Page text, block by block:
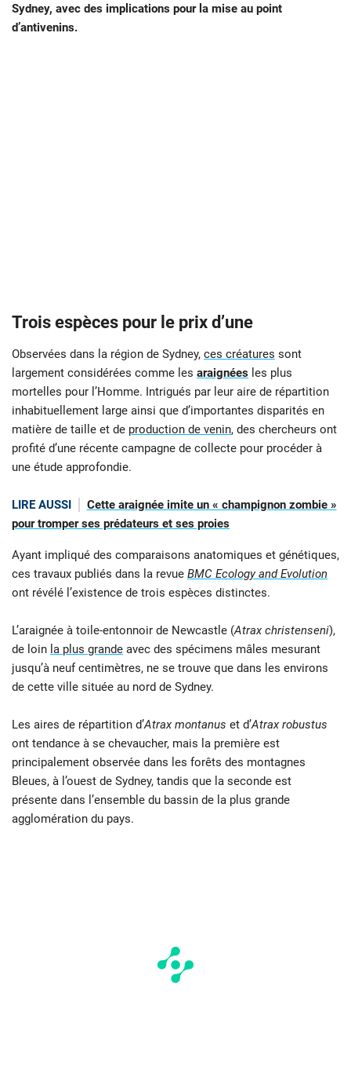
Sydney, avec des implications pour la mise au point
d’antivenins.
Trois espèces pour le prix d’une
Observées dans la région de Sydney, ces créatures sont
largement considérées comme les araignées les plus
mortelles pour l’Homme. Intrigués par leur aire de répartition
inhabituellement large ainsi que d’importantes disparités en
matière de taille et de production de venin, des chercheurs ont
profité d’une récente campagne de collecte pour procéder à
une étude approfondie.
LIRE AUSSI
Cette araignée imite un « champignon zombie »
pour tromper ses prédateurs et ses proies
Ayant impliqué des comparaisons anatomiques et génétiques,
ces travaux publiés dans la revue BMC Ecology and Evolution
ont révélé l’existence de trois espèces distinctes.
L’araignée à toile-entonnoir de Newcastle (Atrax christenseni),
de loin la plus grande avec des spécimens mâles mesurant
jusqu’à neuf centimètres, ne se trouve que dans les environs
de cette ville située au nord de Sydney.
Les aires de répartition d’Atrax montanus et d’Atrax robustus
ont tendance à se chevaucher, mais la première est
principalement observée dans les forêts des montagnes
Bleues, à l’ouest de Sydney, tandis que la seconde est
présente dans l’ensemble du bassin de la plus grande
agglomération du pays.